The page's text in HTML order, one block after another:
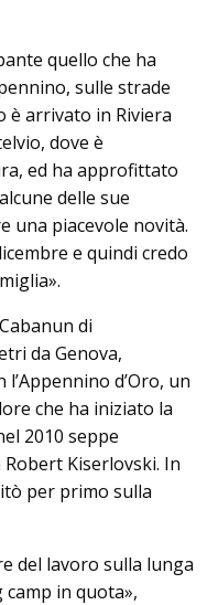
quello che ha
sulle strade
è arrivato in Riviera
dove è
ed ha approfittato
delle sue
una piacevole novità.
e quindi credo
di
da Genova,
d’Oro, un
che ha iniziato la
2010 seppe
Kiserlovski. In
per primo sulla
del lavoro sulla lunga
in quota»,